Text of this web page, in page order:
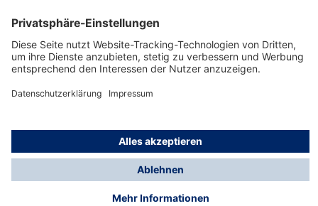
Über Dräger
Informationen
© Dräger Austria GmbH, 2024
* Alle Preise exkl. gesetzl. Mehrwertsteuer zzgl.
Versandkosten und ggf. Nachnahmegebühren, wenn
nicht anders angegeben.